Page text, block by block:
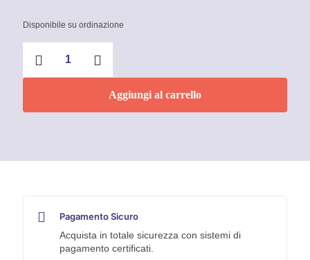
Disponibile su ordinazione
per
rubinetterie
Aggiungi al carrello
Pagamento Sicuro
Acquista in totale sicurezza con sistemi di
pagamento certificati.